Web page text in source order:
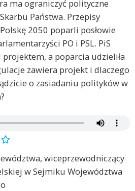
ma ograniczyć polityczne
Państwa. Przepisy
2050 poparli posłowie
PO i PSL. PiS
projektem, a poparcia udzieliła
zawiera projekt i dlaczego
o zasiadaniu polityków w
wiceprzewodniczący
w Sejmiku Województwa